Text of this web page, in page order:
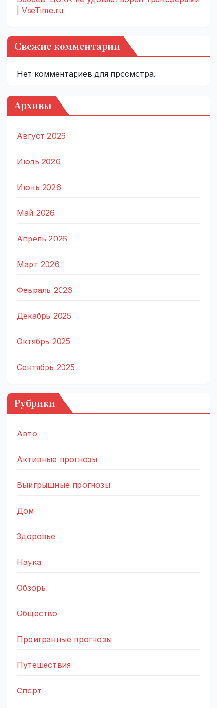
| VseTime.ru
Свежие комментарии
Нет комментариев для просмотра.
Архивы
Август 2026
Июль 2026
Июнь 2026
Май 2026
Апрель 2026
Март 2026
Февраль 2026
Декабрь 2025
Октябрь 2025
Сентябрь 2025
Рубрики
Авто
Активные прогнозы
Выигрышные прогнозы
Дом
Здоровье
Наука
Обзоры
Общество
Проигранные прогнозы
Путешествия
Спорт